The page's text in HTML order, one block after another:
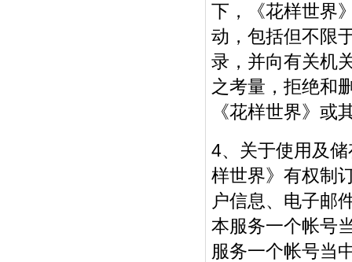
下，《花样世界
动，包括但不限
录，并向有关机
之考量，拒绝和
《花样世界》或
4、关于使用及
样世界》有权制
户信息、电子邮
本服务一个帐号
服务一个帐号当